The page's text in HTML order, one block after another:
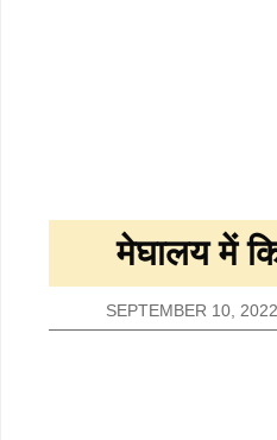
मेघालय में
SEPTEMBER 10, 2022